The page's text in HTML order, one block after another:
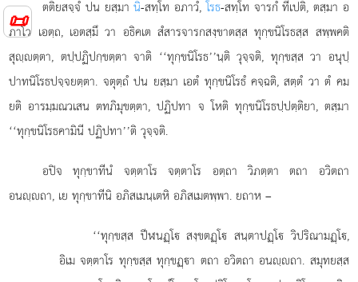
📜
ตติยสจฺจํ ปน ยสฺมานิ-สทฺโท อภาวํ,โรธ-สทฺโท จารกํ ทีเปติ, ตสฺมา อ
ภาโว เอตฺถ, เอตสฺมึ วา อธิคเต สํสารจารกสงฺขาตสฺส ทุกฺขนิโรธสฺส สพฺพคติ
สุฺตฺตา, ตปฺปฏิปกฺขตฺตา จาติ ‘‘ทุกฺขนิโรธ’’นฺติ วุจฺจติ, ทุกฺขสฺส วา อนุปฺ
ปาทนิโรธปจฺจยตฺตา. จตุตฺถํ ปน ยสฺมา เอตํ ทุกฺขนิโรธํ คจฺฉติ, สตฺตํ วา ตํ คม
ยติ อารมฺมณวเสน ตทภิมุขตฺตา, ปฏิปทา จ โหติ ทุกฺขนิโรธปฺปตฺติยา, ตสฺมา
‘‘ทุกฺขนิโรธคามินี ปฏิปทา’’ติ วุจฺจติ.
อปิจทุกฺขาทีนํ จตฺตาโร จตฺตาโร อตฺถา วิภตฺตา ตถา อวิตถา
อนฺถา, เย ทุกฺขาทีนิ อภิสเมนฺเตหิ อภิสเมตพฺพา. ยถาห –
‘‘ทุกฺขสฺส ปีฬนฏฺโ สงฺขตฏฺโ สนฺตาปฏฺโ วิปริณามฏฺโ,
อิเม จตฺตาโร ทุกฺขสฺส ทุกฺขฏฺา ตถา อวิตถา อนฺถา. สมุทยสฺส